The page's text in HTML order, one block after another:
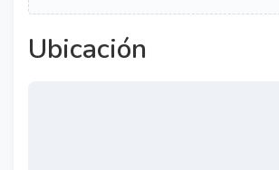
Ubicación